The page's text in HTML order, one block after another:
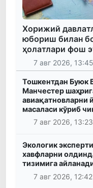
Хорижий
юбориш билан
ҳолатлари фош
7 авг 2026, 13:45
Тошкентдан Буюк
Манчестер
авиақатновларни
масаласи кўриб
7 авг 2026, 13:23
Экологик
хавфларни
тизимига
7 авг 2026, 12:42